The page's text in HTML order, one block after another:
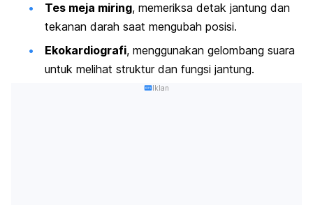
Tes meja miring, memeriksa detak jantung dan
tekanan darah saat mengubah posisi.
Ekokardiografi, menggunakan gelombang suara
untuk melihat struktur dan fungsi jantung.
Iklan